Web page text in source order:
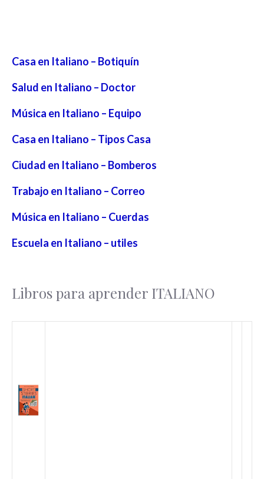
Casa en Italiano – Botiquín
Salud en Italiano – Doctor
Música en Italiano – Equipo
Casa en Italiano – Tipos Casa
Ciudad en Italiano – Bomberos
Trabajo en Italiano – Correo
Música en Italiano – Cuerdas
Escuela en Italiano – utiles
Libros para aprender ITALIANO